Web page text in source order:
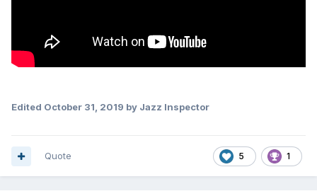
Edited October 31, 2019 by Jazz Inspector
5 1
Quote